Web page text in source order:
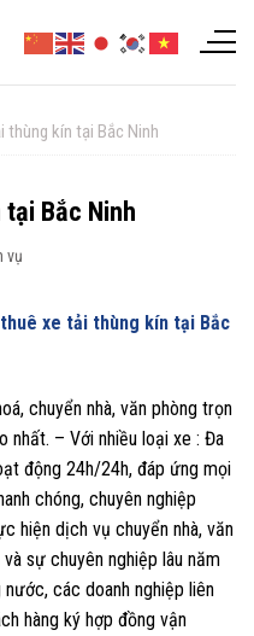
thùng kín tại Bắc Ninh
Bắc Ninh
vụ
xe tải thùng kín tại Bắc
chuyển nhà, văn phòng trọn
nhất. – Với nhiều loại xe : Đa
động 24h/24h, đáp ứng mọi
chóng, chuyên nghiệp
hiện dịch vụ chuyển nhà, văn
sự chuyên nghiệp lâu năm
các doanh nghiệp liên
hàng ký hợp đồng vận